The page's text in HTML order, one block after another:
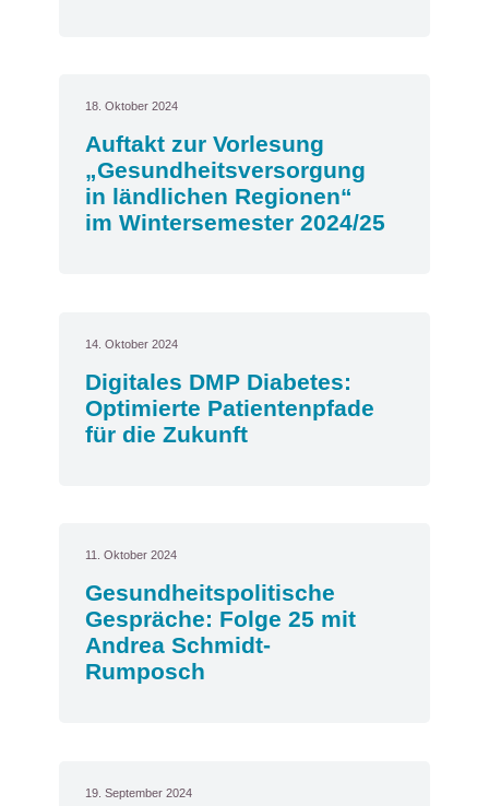
18. Oktober 2024
Auftakt zur Vorlesung
„Gesundheitsversorgung
in ländlichen Regionen“
im Wintersemester 2024/25
14. Oktober 2024
Digitales DMP Diabetes:
Optimierte Patientenpfade
für die Zukunft
11. Oktober 2024
Gesundheitspolitische
Gespräche: Folge 25 mit
Andrea Schmidt-
Rumposch
19. September 2024